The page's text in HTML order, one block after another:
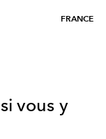
FRANCE
vous y